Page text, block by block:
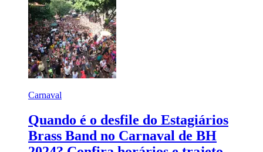
Carnaval
Quando é o desfile do Estagiários
Brass Band no Carnaval de BH